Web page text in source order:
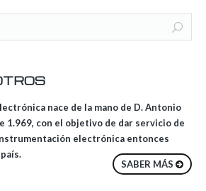
nace de la mano de D. Antonio
1.969, con el objetivo de dar servicio de
electrónica entonces
SABER MÁS